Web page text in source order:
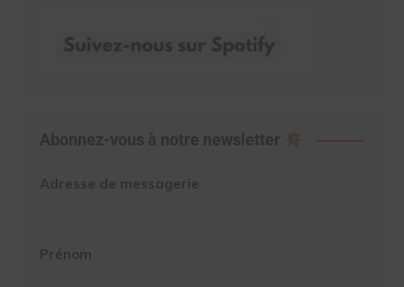
Abonnez-vous à notre newsletter
Adresse de messagerie
Prénom